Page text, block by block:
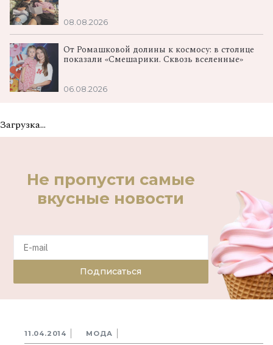
08.08.2026
От Ромашковой долины к космосу: в столице
показали «Смешарики. Сквозь вселенные»
06.08.2026
Загрузка...
Не пропусти самые
вкусные новости
Подписаться
11.04.2014 МОДА